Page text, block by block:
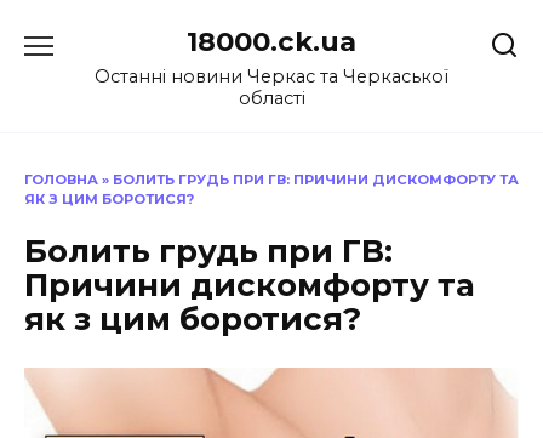
до
18000.ck.ua
Останні новини Черкас та Черкаської
області
ГОЛОВНА » БОЛИТЬ ГРУДЬ ПРИ ГВ: ПРИЧИНИ ДИСКОМФОРТУ ТА
ЯК З ЦИМ БОРОТИСЯ?
Болить грудь при ГВ:
Причини дискомфорту та
як з цим боротися?